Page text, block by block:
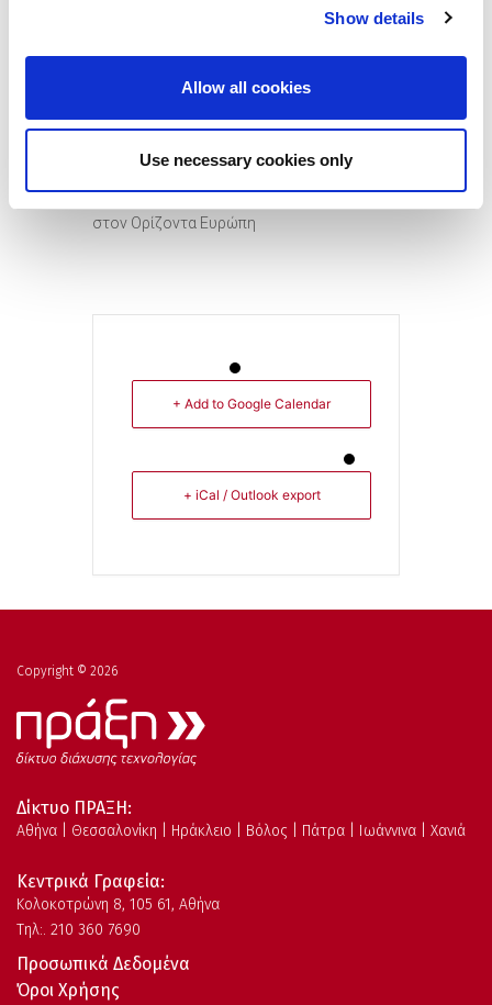
Show details
Allow all cookies
Use necessary cookies only
Μαρία Σαμαρά|samara@praxinetwork.gr|
Δίκτυο ΠΡΑΞΗ | Εθνικό Σημείο Επαφής
στον Ορίζοντα Ευρώπη
+ Add to Google Calendar
+ iCal / Outlook export
Copyright © 2026
Δίκτυο ΠΡΑΞΗ:
Αθήνα | Θεσσαλονίκη | Ηράκλειο | Βόλος | Πάτρα | Ιωάννινα | Χανιά
Κεντρικά Γραφεία:
Kολοκοτρώνη 8, 105 61, Αθήνα
Τηλ:. 210 360 7690
Προσωπικά Δεδομένα
Όροι Χρήσης